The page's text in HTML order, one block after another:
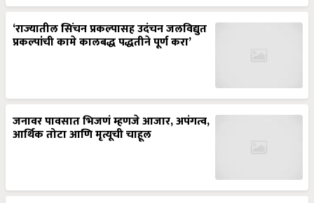
‘राज्यातील सिंचन प्रकल्पासह उदंचन जलविद्युत
प्रकल्पांची कामे कालबद्ध पद्धतीने पूर्ण करा’
जनावर पावसात भिजणं म्हणजे आजार, अपंगत्व,
आर्थिक तोटा आणि मृत्यूची चाहूल